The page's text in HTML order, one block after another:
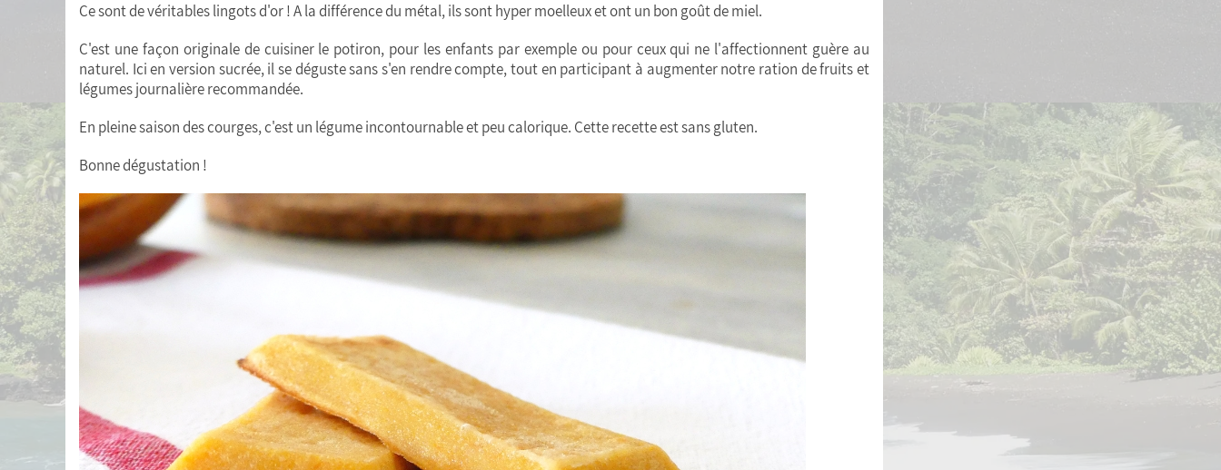
Ce sont de véritables lingots d'or ! A la différence du métal, ils sont hyper moelleux et ont un bon goût de miel.
C'est une façon originale de cuisiner le potiron, pour les enfants par exemple ou pour ceux qui ne l'affectionnent guère au
naturel. Ici en version sucrée, il se déguste sans s'en rendre compte, tout en participant à augmenter notre ration de fruits et
légumes journalière recommandée.
En pleine saison des courges, c'est un légume incontournable et peu calorique. Cette recette est sans gluten.
Bonne dégustation !